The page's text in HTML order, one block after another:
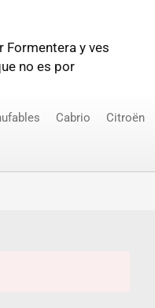
Formentera y ves
no es por
Cabrio Citroën